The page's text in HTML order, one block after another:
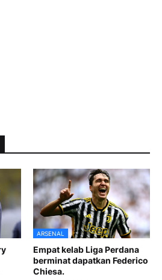
ARSENAL
Empat kelab Liga Perdana
berminat dapatkan Federico
Chiesa.